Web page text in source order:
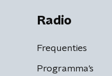
Radio
Frequenties
Programma's